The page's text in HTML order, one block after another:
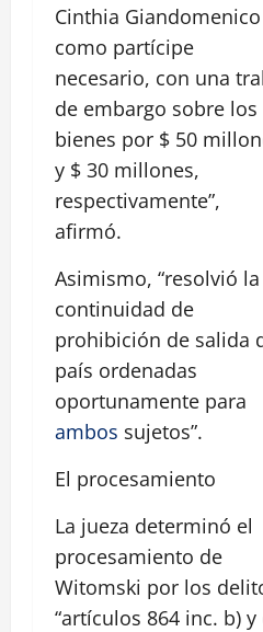
Cinthia Giandomenico
como partícipe
necesario, con una
de embargo sobre los
bienes por $ 50
y $ 30 millones,
respectivamente”,
afirmó.
Asimismo, “resolvió la
continuidad de
prohibición de salida
país ordenadas
oportunamente para
ambos sujetos”.
El procesamiento
La jueza determinó el
procesamiento de
Witomski por los
“artículos 864 inc. b) y